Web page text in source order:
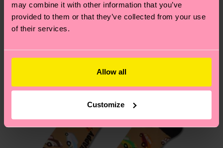
may combine it with other information that you’ve
provided to them or that they’ve collected from your use
of their services.
Allow all
Customize
Du hast Fragen zu einer Retoure? In unserem
Hilfebereich im Artikel